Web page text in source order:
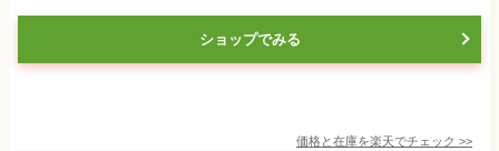
ショップでみる
価格と在庫を楽天でチェック >>